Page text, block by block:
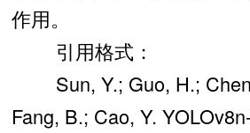
作用。
引用格式：
Sun, Y.; Guo, H.;
Fang, B.; Cao, Y.